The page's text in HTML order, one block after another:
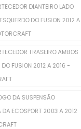
De Óleo
De Temperatura
Do Radiador
Do Distribuidor
Poly V
DIANTEIRO LADO
DO FUSION 2012 A
TRASEIRO AMBOS
DO FUSION 2012 A 2016 -
DA SUSPENSÃO
DA ECOSPORT 2003 A 2012